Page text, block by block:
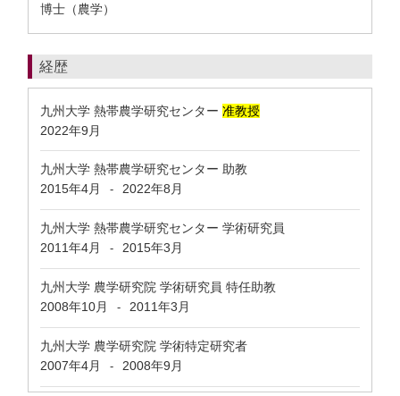
博士（農学）
経歴
九州大学 熱帯農学研究センター 准教授
2022年9月
九州大学 熱帯農学研究センター 助教
2015年4月
- 2022年8月
九州大学 熱帯農学研究センター 学術研究員
2011年4月
- 2015年3月
九州大学 農学研究院 学術研究員 特任助教
2008年10月
- 2011年3月
九州大学 農学研究院 学術特定研究者
2007年4月
- 2008年9月